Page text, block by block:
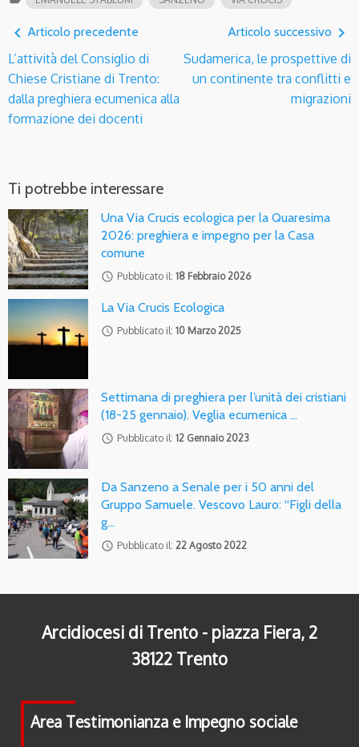
navigate_before Articolo precedente
L’attività del Consiglio di
Chiese Cristiane di Trento:
dalla preghiera ecumenica alla
formazione dei docenti
Articolo successivo navigate_next
Sudamerica, le prospettive di
un continente tra conflitti e
migrazioni
Ti potrebbe interessare
Una Via Crucis ecologica per la Quaresima
2026: preghiera e impegno per la Casa
comune
access_time Pubblicato il: 18 Febbraio 2026
La Via Crucis Ecologica
access_time Pubblicato il: 10 Marzo 2025
Settimana di preghiera per l’unità dei cristiani
(18-25 gennaio). Veglia ecumenica …
access_time Pubblicato il: 12 Gennaio 2023
Da Sanzeno a Senale per i 50 anni del
Gruppo Samuele. Vescovo Lauro: “Figli della
g…
access_time Pubblicato il: 22 Agosto 2022
Arcidiocesi di Trento - piazza Fiera, 2
38122 Trento
Area Testimonianza e Impegno sociale